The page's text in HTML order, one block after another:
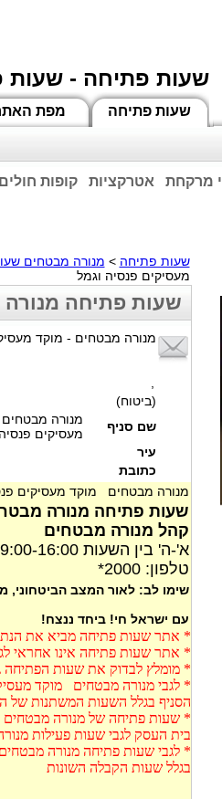
שעות פתיחה - שעות
מפת שעות פתיחה
קופות חולים אטרקציות מרקחת
שעות פתיחה > מנורה מבטחים
מעסיקים פנסיה וגמל
שעות פתיחה
מנורה מבטחים - מוקד
(ביטוח)
שם סניף
מנורה
מעסיקים
עיר
כתובת
מנורה מבטחים מוקד מעסיקים
שעות פתיחה מנורה
קהל מנורה מבטחים
א'-ה' בין השעות 9:00-16:00
טלפון: 2000*
שימו לב: לאור המצב הביטחוני,
עם ישראל חי! ביחד ננצח!
* אתר שעות פתיחה מביא את
* אתר שעות פתיחה אינו אחראי
* מומלץ לבדוק את שעות הפתיחה
* לגבי מנורה מבטחים מוקד
הסניף בגלל השעות המשתנות
* שעות פתיחה של מנורה מבטחים
בית העסק לגבי שעות פעילות
* לגבי שעות פתיחה מנורה
בגלל שעות הקבלה השונות